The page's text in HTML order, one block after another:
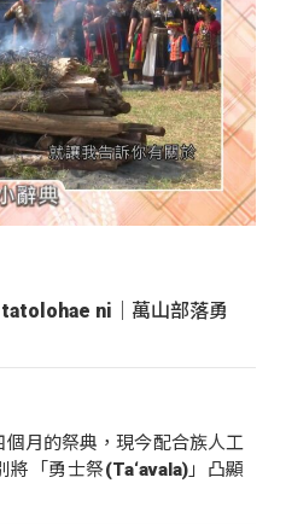
tatolohae ni｜萬山部落勇
月的祭典，現今配合族人工
「勇士祭(Ta‘avala)」凸顯